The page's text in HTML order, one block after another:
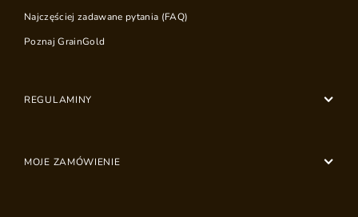
Najczęściej zadawane pytania (FAQ)
Poznaj GrainGold
REGULAMINY
MOJE ZAMÓWIENIE